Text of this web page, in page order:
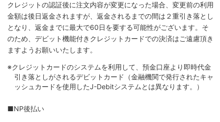
クレジットの認証後に注文内容が変更になった場合、変更前の利用
金額は後日返金されますが、返金されるまでの間は２重引き落とし
となり、返金までに最大で60日を要する可能性がございます。そ
のため、デビット機能付きクレジットカードでの決済はご遠慮頂き
ますようお願いいたします。
※クレジットカードのシステムを利用して、預金口座より即時代金
引き落としがされるデビットカード（金融機関で発行されたキャ
ッシュカードを使用したJ-Debitシステムとは異なります。）
■NP後払い